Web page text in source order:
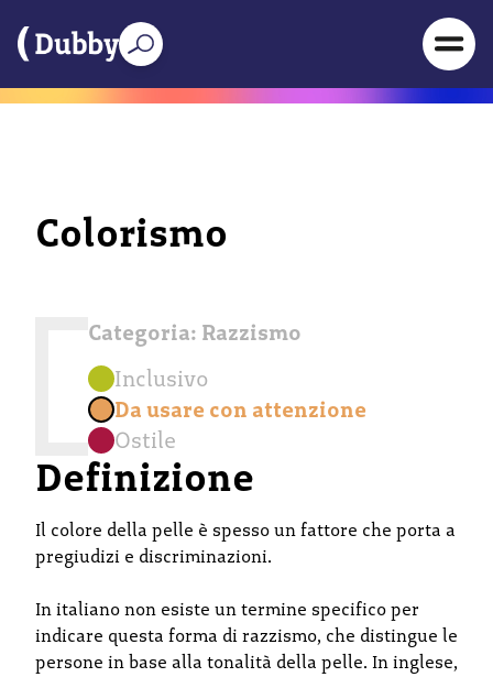
Colorismo
Categoria: Razzismo
Inclusivo
Da usare con attenzione
Ostile
Definizione
Il colore della pelle è spesso un fattore che porta a
pregiudizi e discriminazioni.
In italiano non esiste un termine specifico per
indicare questa forma di razzismo, che distingue le
persone in base alla tonalità della pelle. In inglese,